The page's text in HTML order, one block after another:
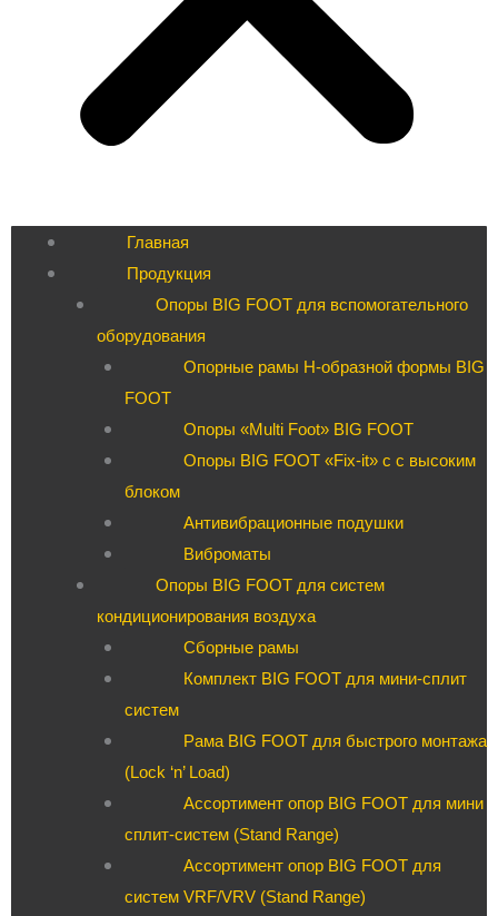
Главная
Продукция
Опоры BIG FOOT для вспомогательного
оборудования
Опорные рамы H-образной формы BIG
FOOT
Опоры «Multi Foot» BIG FOOT
Опоры BIG FOOT «Fix-it» c с высоким
блоком
Антивибрационные подушки
Виброматы
Опоры BIG FOOT для систем
кондиционирования воздуха
Сборные рамы
Комплект BIG FOOT для мини-сплит
систем
Рама BIG FOOT для быстрого монтажа
(Lock ‘n’ Load)
Ассортимент опор BIG FOOT для мини
сплит-систем (Stand Range)
Ассортимент опор BIG FOOT для
систем VRF/VRV (Stand Range)